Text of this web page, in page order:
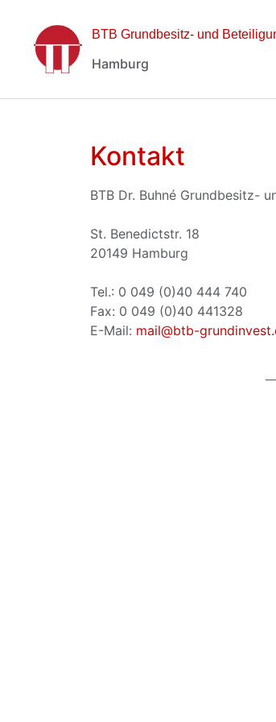
BTB Grundbesitz- und
Hamburg
Kontakt
BTB Dr. Buhné Grundbesitz-
St. Benedictstr. 18
20149 Hamburg
Tel.: 0 049 (0)40 444 740
Fax: 0 049 (0)40 441328
E-Mail: mail@btb-